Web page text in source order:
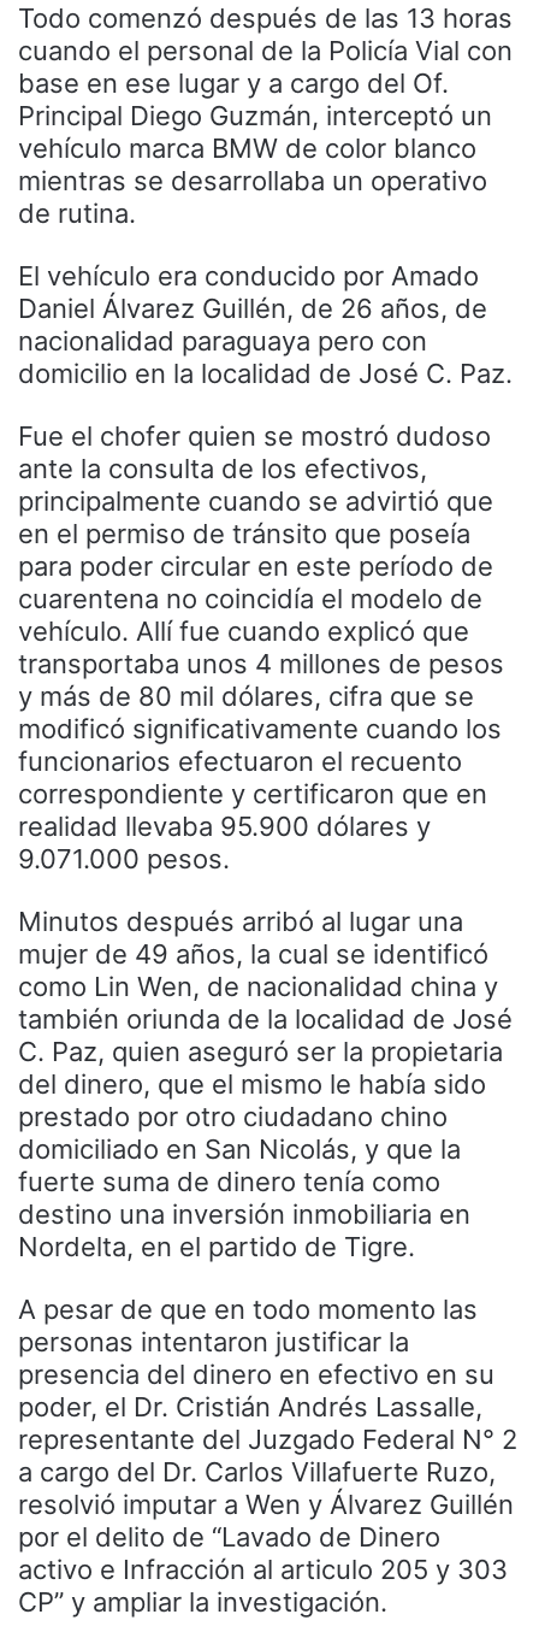
Todo comenzó después de las 13 horas
cuando el personal de la Policía Vial con
base en ese lugar y a cargo del Of.
Principal Diego Guzmán, interceptó un
vehículo marca BMW de color blanco
mientras se desarrollaba un operativo
de rutina.
El vehículo era conducido por Amado
Daniel Álvarez Guillén, de 26 años, de
nacionalidad paraguaya pero con
domicilio en la localidad de José C. Paz.
Fue el chofer quien se mostró dudoso
ante la consulta de los efectivos,
principalmente cuando se advirtió que
en el permiso de tránsito que poseía
para poder circular en este período de
cuarentena no coincidía el modelo de
vehículo. Allí fue cuando explicó que
transportaba unos 4 millones de pesos
y más de 80 mil dólares, cifra que se
modificó significativamente cuando los
funcionarios efectuaron el recuento
correspondiente y certificaron que en
realidad llevaba 95.900 dólares y
9.071.000 pesos.
Minutos después arribó al lugar una
mujer de 49 años, la cual se identificó
como Lin Wen, de nacionalidad china y
también oriunda de la localidad de José
C. Paz, quien aseguró ser la propietaria
del dinero, que el mismo le había sido
prestado por otro ciudadano chino
domiciliado en San Nicolás, y que la
fuerte suma de dinero tenía como
destino una inversión inmobiliaria en
Nordelta, en el partido de Tigre.
A pesar de que en todo momento las
personas intentaron justificar la
presencia del dinero en efectivo en su
poder, el Dr. Cristián Andrés Lassalle,
representante del Juzgado Federal N° 2
a cargo del Dr. Carlos Villafuerte Ruzo,
resolvió imputar a Wen y Álvarez Guillén
por el delito de “Lavado de Dinero
activo e Infracción al articulo 205 y 303
CP” y ampliar la investigación.